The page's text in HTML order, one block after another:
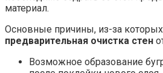
материал.
Основные причины, из-за которых
предварительная очистка стен
Возможное образование